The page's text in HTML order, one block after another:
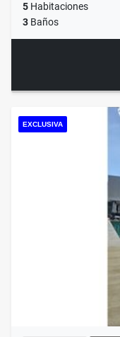
5 Habitaciones
3 Baños
EXCLUSIVA